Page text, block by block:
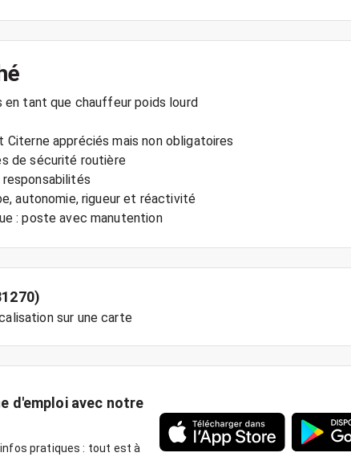
en tant que chauffeur poids lourd
Citerne appréciés mais non obligatoires
de sécurité routière
autonomie, rigueur et réactivité
: poste avec manutention
sur une carte
d'emploi avec notre
pratiques : tout est à